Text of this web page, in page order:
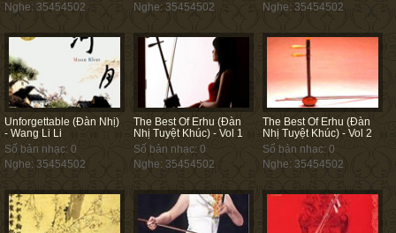
Nghe: 35454502
Nghe: 35454502
Nghe: 35454502
Unforgettable (Đàn Nhị)
- Wang Li Li
Số bản nhạc: 0
Nghe: 35454502
The Best Of Erhu (Đàn
Nhị Tuyệt Khúc) - Vol 1
Số bản nhạc: 0
Nghe: 35454502
The Best Of Erhu (Đàn
Nhị Tuyệt Khúc) - Vol 2
Số bản nhạc: 0
Nghe: 35454502